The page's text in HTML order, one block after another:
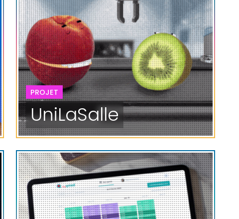
PROJET
UniLaSalle